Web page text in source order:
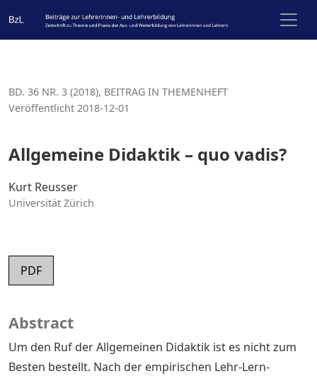
BD. 36 NR. 3 (2018), BEITRAG IN THEMENHEFT
Allgemeine Didaktik – quo vadis?
Veröffentlicht 2018-12-01
Kurt Reusser
Universität Zürich
PDF
Abstract
Um den Ruf der Allgemeinen Didaktik ist es nicht zum
Besten bestellt. Nach der empirischen Lehr-Lern-